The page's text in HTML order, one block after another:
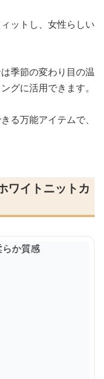
ットし、女性らしい
季節の変わり目の温
グに活用できます。
る万能アイテムで、
ワイトニットカ